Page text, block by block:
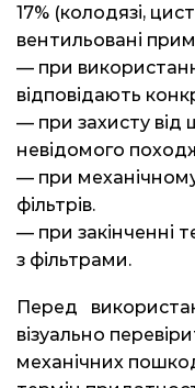
17% (колодязі,
вентильовані
— при
відповідають
— при захисту від
невідомого
— при
фільтрів.
— при закінченні
з фільтрами.
Перед
візуально
механічних